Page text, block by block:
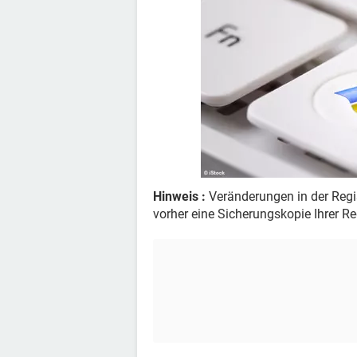
Hinweis : Veränderungen in der
vorher eine Sicherungskopie Ihrer